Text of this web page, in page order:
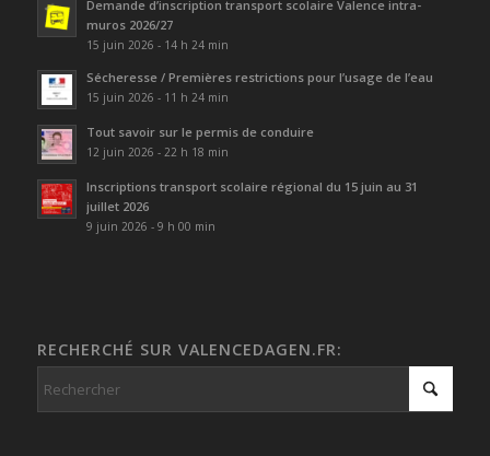
Demande d’inscription transport scolaire Valence intra-
muros 2026/27
15 juin 2026 - 14 h 24 min
Sécheresse / Premières restrictions pour l’usage de l’eau
15 juin 2026 - 11 h 24 min
Tout savoir sur le permis de conduire
12 juin 2026 - 22 h 18 min
Inscriptions transport scolaire régional du 15 juin au 31
juillet 2026
9 juin 2026 - 9 h 00 min
RECHERCHÉ SUR VALENCEDAGEN.FR: